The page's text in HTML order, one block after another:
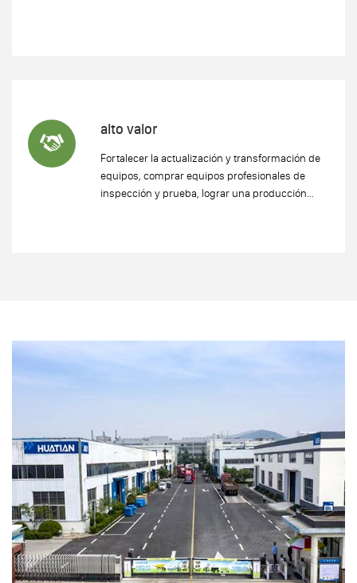
alto valor
Fortalecer la actualización y transformación de
equipos, comprar equipos profesionales de
inspección y prueba, lograr una producción